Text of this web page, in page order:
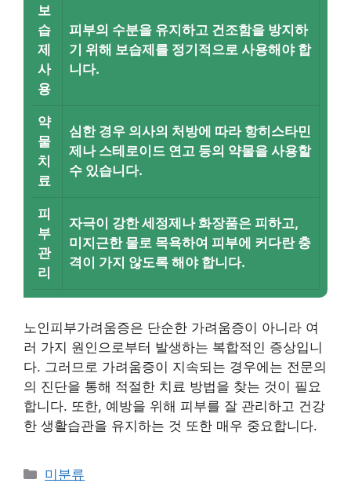
보
습
제
사
용
피부의 수분을 유지하고 건조함을 방지하
기 위해 보습제를 정기적으로 사용해야 합
니다.
약
물
치
료
심한 경우 의사의 처방에 따라 항히스타민
제나 스테로이드 연고 등의 약물을 사용할
수 있습니다.
피
부
관
리
자극이 강한 세정제나 화장품은 피하고,
미지근한 물로 목욕하여 피부에 커다란 충
격이 가지 않도록 해야 합니다.
노인피부가려움증은 단순한 가려움증이 아니라 여
러 가지 원인으로부터 발생하는 복합적인 증상입니
다. 그러므로 가려움증이 지속되는 경우에는 전문의
의 진단을 통해 적절한 치료 방법을 찾는 것이 필요
합니다. 또한, 예방을 위해 피부를 잘 관리하고 건강
한 생활습관을 유지하는 것 또한 매우 중요합니다.
Categories
미분류